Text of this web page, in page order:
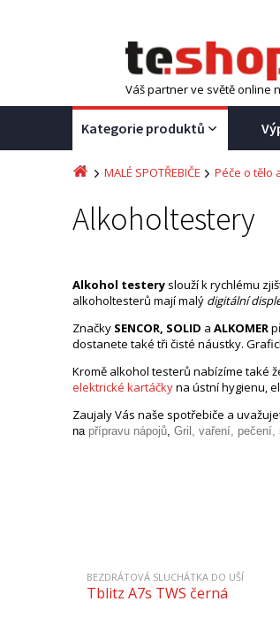
Váš partner ve světě online
Kategorie produktů
MALÉ SPOTŘEBIČE Péče o tělo
Alkoholtestery
Alkohol testery slouží k rychlému
alkoholtesterů mají malý digitální
Značky SENCOR, SOLID a ALKOMER
dostanete také tři čisté náustky.
Kromě alkohol testerů nabízíme také
elektrické kartáčkyna ústní hygienu,
Zaujaly Vás naše spotřebiče a
na přípravu nápojů, Gril, vaření, pečení,
BEZDRÁTOVÁ SLUCHÁTKA DO UŠÍ
Tblitz A7s TWS černá